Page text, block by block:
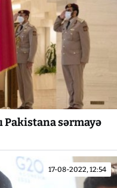
Pakistana sərmayə
17-08-2022, 12:54